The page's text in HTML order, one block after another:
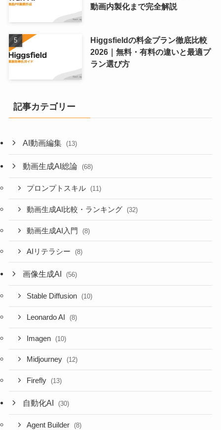
動画内製化まで完全解説
Higgsfieldの料金プラン徹底比較
2026｜無料・有料の違いと最適プ
ラン選び方
記事カテゴリー
AI動画編集 (13)
動画生成AI総論 (68)
プロンプトスキル (11)
動画生成AI比較・ランキング (32)
動画生成AI入門 (8)
AIリテラシー (8)
画像生成AI (56)
Stable Diffusion (10)
Leonardo AI (8)
Imagen (10)
Midjourney (12)
Firefly (13)
自動化AI (30)
Agent Builder (8)